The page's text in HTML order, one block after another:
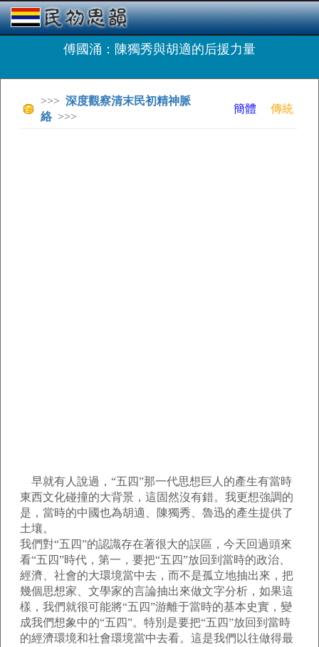
傅國涌：陳獨秀與胡適的后援力量
>>> 深度觀察清末民初精神脈
絡 >>>
簡體 傳統
早就有人說過，“五四”那一代思想巨人的產生有當時
東西文化碰撞的大背景，這固然沒有錯。我更想強調的
是，當時的中國也為胡適、陳獨秀、魯迅的產生提供了
土壤。
我們對“五四”的認識存在著很大的誤區，今天回過頭來
看“五四”時代，第一，要把“五四”放回到當時的政治、
經濟、社會的大環境當中去，而不是孤立地抽出來，把
幾個思想家、文學家的言論抽出來做文字分析，如果這
樣，我們就很可能將“五四”游離于當時的基本史實，變
成我們想象中的“五四”。特別是要把“五四”放回到當時
的經濟環境和社會環境當中去看。這是我們以往做得最